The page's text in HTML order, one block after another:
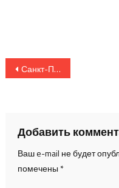
Навигация
Санкт-Петербурге пройдет «Белая конфа 2026» конференция про онлайн-образование без обмана и манипуляций 7–8 июля в Санкт-Петербурге состоится «Белая конфа 2026
Добавить
Ваш e-mail не будет
помечены *